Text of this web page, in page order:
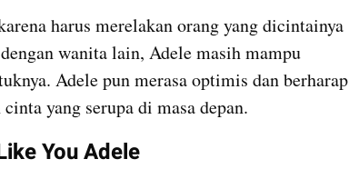
harus merelakan orang yang dicintainya
wanita lain, Adele masih mampu
Adele pun merasa optimis dan berharap
yang serupa di masa depan.
You Adele